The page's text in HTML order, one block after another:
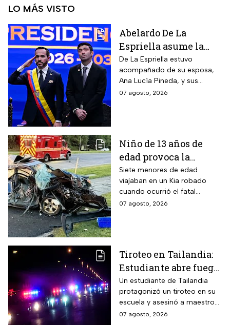
LO MÁS VISTO
Abelardo De La
Espriella asume la
presidencia de
Colombia; así fue su
atípica investidura en
Cali
De La Espriella estuvo
acompañado de su esposa,
Ana Lucía Pineda, y sus
cuatro hijos, además de los
07 agosto, 2026
Niño de 13 años de
edad provoca la
muerte un hombre de
58 años y deja 6
lesionados
Siete menores de edad
viajaban en un Kia robado
cuando ocurrió el fatal
accidente en Maryland; la
07 agosto, 2026
Tiroteo en Tailandia:
Estudiante abre fuego
contra maestros y
alumnos; antes mató a
sus abuelos
Un estudiante de Tailandia
protagonizó un tiroteo en su
escuela y asesinó a maestros
y alumnos
07 agosto, 2026